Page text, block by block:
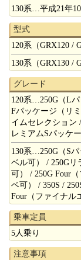
130系…平成21年
型式
120系（GRX120 /
130系（GRX130 /
グレード
120系…250G（L
Fパッケージ（リ
イムセレクション
レミアムSパッケー
130系…250G（S
ベル可） / 250G
可） / 250G Four
ベ可） / 350S /
Four（ファイナル
乗車定員
5人乗り
注意事項